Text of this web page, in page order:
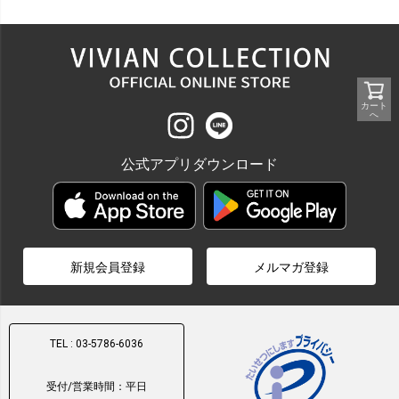
カート
へ
公式アプリダウンロード
新規会員登録 メルマガ登録
TEL : 03-5786-6036
受付/営業時間：平日